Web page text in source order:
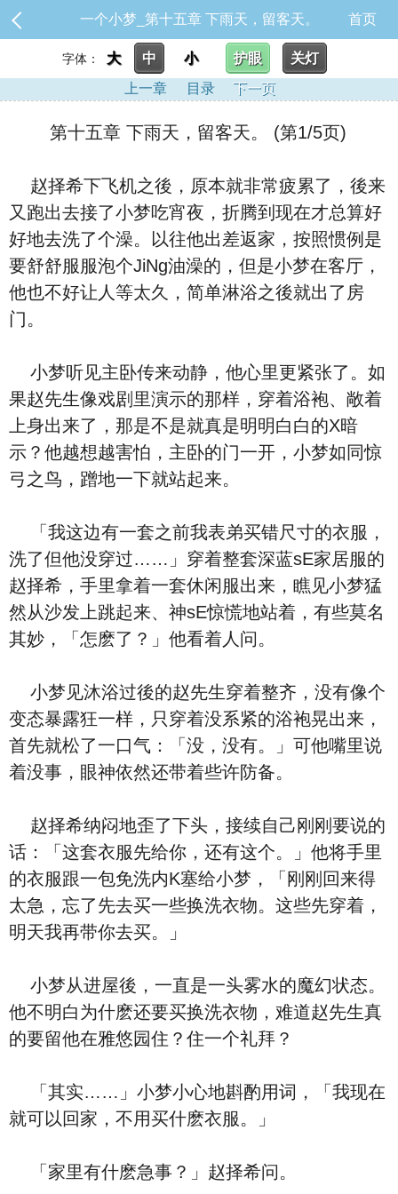
一个小梦_第十五章 下雨天，留客天。 首页
字体： 大 中 小 护眼
关灯
上一章
目录 下一页
第十五章 下雨天，留客天。 (第1/5页)
赵择希下飞机之後，原本就非常疲累了，後来
又跑出去接了小梦吃宵夜，折腾到现在才总算好
好地去洗了个澡。以往他出差返家，按照惯例是
要舒舒服服泡个JiNg油澡的，但是小梦在客厅，
他也不好让人等太久，简单淋浴之後就出了房
门。
小梦听见主卧传来动静，他心里更紧张了。如
果赵先生像戏剧里演示的那样，穿着浴袍、敞着
上身出来了，那是不是就真是明明白白的X暗
示？他越想越害怕，主卧的门一开，小梦如同惊
弓之鸟，蹭地一下就站起来。
「我这边有一套之前我表弟买错尺寸的衣服，
洗了但他没穿过……」穿着整套深蓝sE家居服的
赵择希，手里拿着一套休闲服出来，瞧见小梦猛
然从沙发上跳起来、神sE惊慌地站着，有些莫名
其妙，「怎麽了？」他看着人问。
小梦见沐浴过後的赵先生穿着整齐，没有像个
变态暴露狂一样，只穿着没系紧的浴袍晃出来，
首先就松了一口气：「没，没有。」可他嘴里说
着没事，眼神依然还带着些许防备。
赵择希纳闷地歪了下头，接续自己刚刚要说的
话：「这套衣服先给你，还有这个。」他将手里
的衣服跟一包免洗内K塞给小梦，「刚刚回来得
太急，忘了先去买一些换洗衣物。这些先穿着，
明天我再带你去买。」
小梦从进屋後，一直是一头雾水的魔幻状态。
他不明白为什麽还要买换洗衣物，难道赵先生真
的要留他在雅悠园住？住一个礼拜？
「其实……」小梦小心地斟酌用词，「我现在
就可以回家，不用买什麽衣服。」
「家里有什麽急事？」赵择希问。